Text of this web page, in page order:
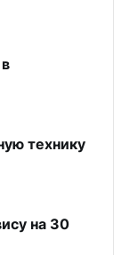
технику
на 30